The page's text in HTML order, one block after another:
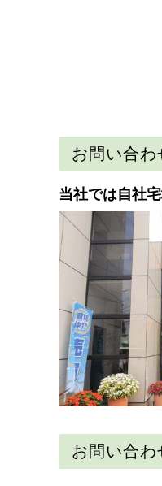
お問い合わ
当社では自社
お問い合わ